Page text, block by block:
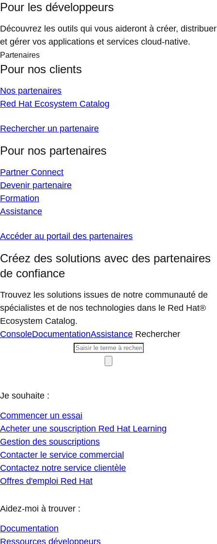
Pour les développeurs
Découvrez les outils qui vous aideront à créer, distribuer
et gérer vos applications et services cloud-native.
Partenaires
Pour nos clients
Nos partenaires
Red Hat Ecosystem Catalog
Rechercher un partenaire
Pour nos partenaires
Partner Connect
Devenir partenaire
Formation
Assistance
Accéder au portail des partenaires
Créez des solutions avec des partenaires
de confiance
Trouvez les solutions issues de notre communauté de
spécialistes et de nos technologies dans le Red Hat®
Ecosystem Catalog.
ConsoleDocumentationAssistance Rechercher
Je souhaite :
Commencer un essai
Acheter une souscription Red Hat Learning
Gestion des souscriptions
Contacter le service commercial
Contactez notre service clientèle
Offres d'emploi Red Hat
Aidez-moi à trouver :
Documentation
Ressources développeurs